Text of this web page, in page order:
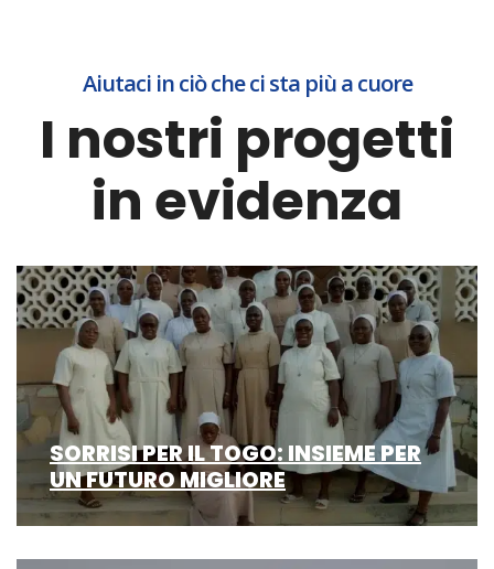
Aiutaci in ciò che ci sta più a cuore
I nostri progetti
in evidenza
SORRISI PER IL TOGO: INSIEME PER
UN FUTURO MIGLIORE